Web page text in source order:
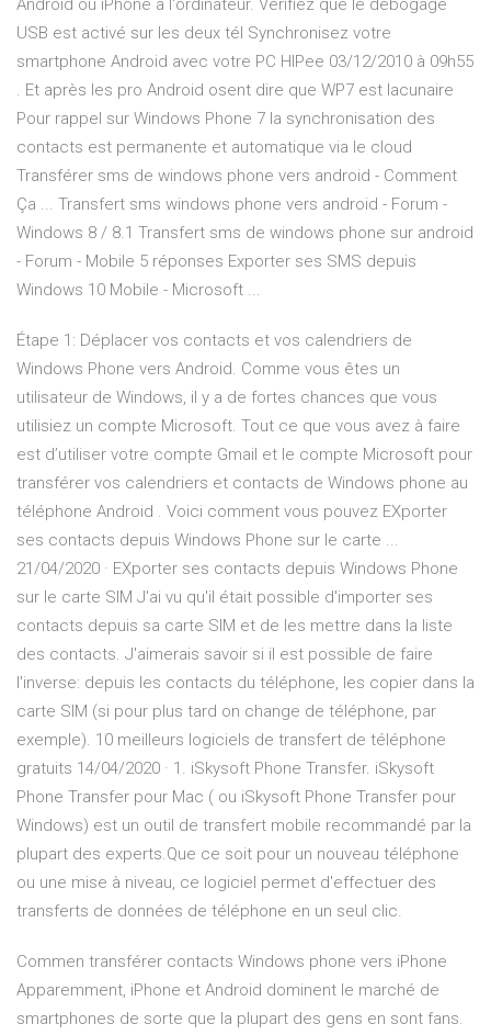
Android ou iPhone à l'ordinateur. Vérifiez que le débogage
USB est activé sur les deux tél Synchronisez votre
smartphone Android avec votre PC HIPee 03/12/2010 à 09h55
. Et après les pro Android osent dire que WP7 est lacunaire
Pour rappel sur Windows Phone 7 la synchronisation des
contacts est permanente et automatique via le cloud
Transférer sms de windows phone vers android - Comment
Ça ... Transfert sms windows phone vers android - Forum -
Windows 8 / 8.1 Transfert sms de windows phone sur android
- Forum - Mobile 5 réponses Exporter ses SMS depuis
Windows 10 Mobile - Microsoft ...
Étape 1: Déplacer vos contacts et vos calendriers de
Windows Phone vers Android. Comme vous êtes un
utilisateur de Windows, il y a de fortes chances que vous
utilisiez un compte Microsoft. Tout ce que vous avez à faire
est d’utiliser votre compte Gmail et le compte Microsoft pour
transférer vos calendriers et contacts de Windows phone au
téléphone Android . Voici comment vous pouvez EXporter
ses contacts depuis Windows Phone sur le carte ...
21/04/2020 · EXporter ses contacts depuis Windows Phone
sur le carte SIM J'ai vu qu'il était possible d'importer ses
contacts depuis sa carte SIM et de les mettre dans la liste
des contacts. J'aimerais savoir si il est possible de faire
l'inverse: depuis les contacts du téléphone, les copier dans la
carte SIM (si pour plus tard on change de téléphone, par
exemple). 10 meilleurs logiciels de transfert de téléphone
gratuits 14/04/2020 · 1. iSkysoft Phone Transfer. iSkysoft
Phone Transfer pour Mac ( ou iSkysoft Phone Transfer pour
Windows) est un outil de transfert mobile recommandé par la
plupart des experts.Que ce soit pour un nouveau téléphone
ou une mise à niveau, ce logiciel permet d'effectuer des
transferts de données de téléphone en un seul clic.
Commen transférer contacts Windows phone vers iPhone
Apparemment, iPhone et Android dominent le marché de
smartphones de sorte que la plupart des gens en sont fans.